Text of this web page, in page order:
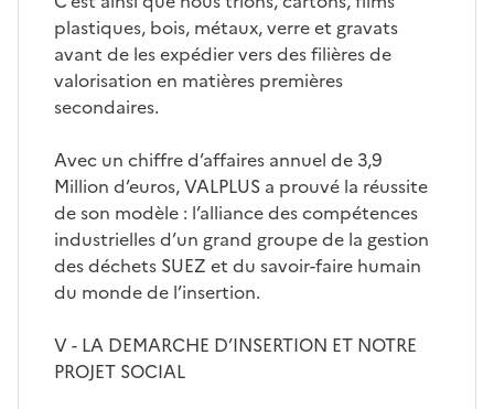
plastiques, bois, métaux, verre et gravats
avant de les expédier vers des filières de
valorisation en matières premières
secondaires.
Avec un chiffre d’affaires annuel de 3,9
Million d’euros, VALPLUS a prouvé la réussite
de son modèle : l’alliance des compétences
industrielles d’un grand groupe de la gestion
des déchets SUEZ et du savoir-faire humain
du monde de l’insertion.
V - LA DEMARCHE D’INSERTION ET NOTRE
PROJET SOCIAL